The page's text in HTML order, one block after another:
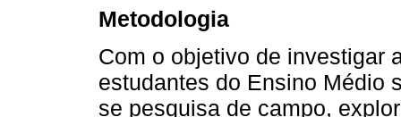
Metodologia
Com o objetivo de investigar
estudantes do Ensino Médio
se pesquisa de campo,